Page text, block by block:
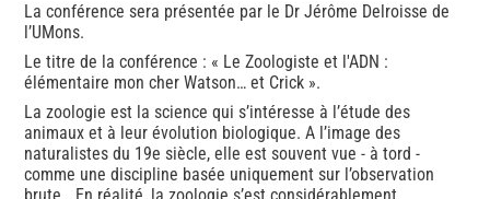
La conférence sera présentée par le Dr Jérôme Delroisse de
l’UMons.
Le titre de la conférence : « Le Zoologiste et l'ADN :
élémentaire mon cher Watson… et Crick ».
La zoologie est la science qui s’intéresse à l’étude des
animaux et à leur évolution biologique. A l’image des
naturalistes du 19e siècle, elle est souvent vue - à tord -
comme une discipline basée uniquement sur l’observation